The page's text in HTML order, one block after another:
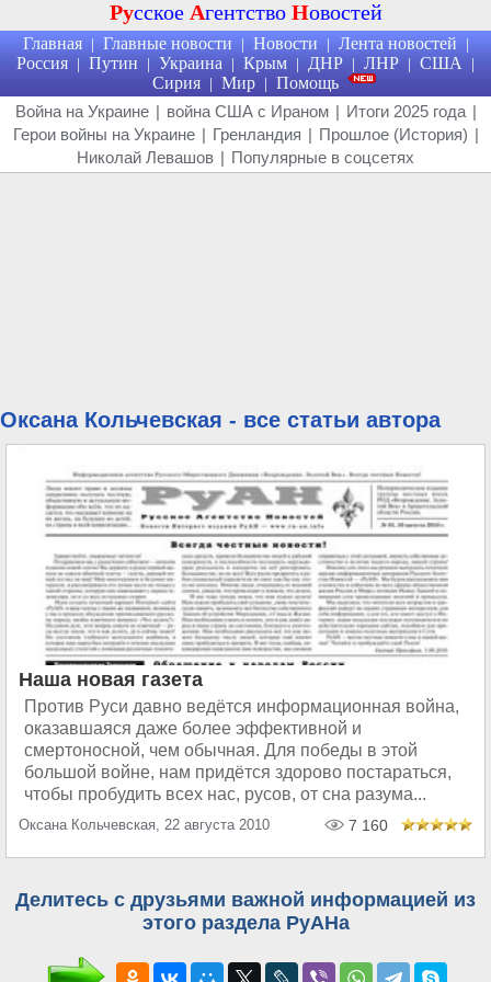
Русское Агентство Новостей
Главная | Главные новости | Новости | Лента новостей |
Россия | Путин | Украина | Крым | ДНР | ЛНР | США |
Сирия | Мир | Помощь
Война на Украине | война США с Ираном | Итоги 2025 года |
Герои войны на Украине | Гренландия | Прошлое (История) |
Николай Левашов | Популярные в соцсетях
Оксана Кольчевская - все статьи автора
Наша новая газета
Против Руси давно ведётся информационная война,
оказавшаяся даже более эффективной и
смертоносной, чем обычная. Для победы в этой
большой войне, нам придётся здорово постараться,
чтобы пробудить всех нас, русов, от сна разума...
Оксана Кольчевская, 22 августа 2010 7 160
Делитесь с друзьями важной информацией из
этого раздела РуАНа